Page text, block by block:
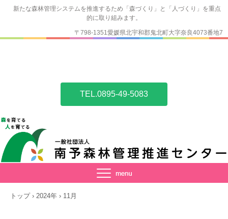
新たな森林管理システムを推進するため「森づくり」と「人づくり」を重点
的に取り組みます。
TEL.0895-49-5083
〒798-1351愛媛県北宇和郡鬼北町大字奈良4073番地7
トップ › 2024年 › 11月